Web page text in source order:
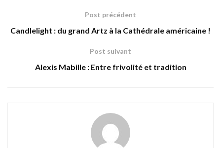
Post précédent
Candlelight : du grand Artz à la Cathédrale américaine !
Post suivant
Alexis Mabille : Entre frivolité et tradition